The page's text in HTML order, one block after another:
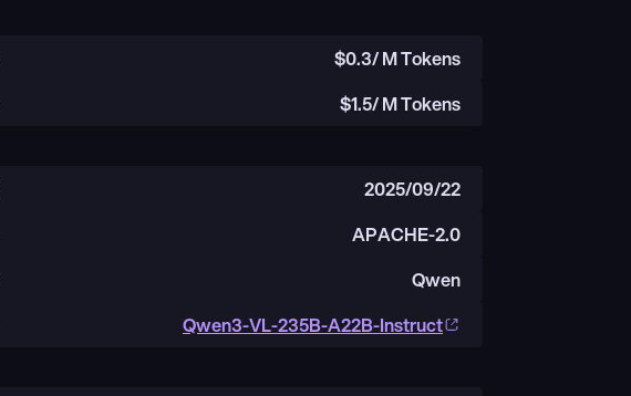
$0.3/ M Tokens
$1.5/ M Tokens
2025/09/22
APACHE-2.0
Qwen
Qwen3-VL-235B-A22B-Instruct